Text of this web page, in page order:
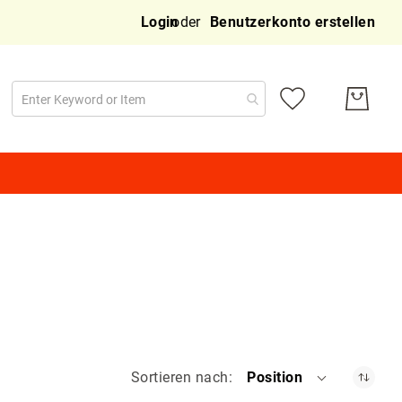
Login Benutzerkonto erstellen
Sortieren nach Position